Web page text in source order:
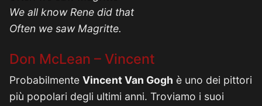
We all know Rene did that
Often we saw Magritte.
Don McLean – Vincent
Probabilmente Vincent Van Gogh è uno dei pittori
più popolari degli ultimi anni. Troviamo i suoi